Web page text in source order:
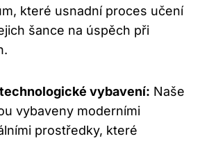
které usnadní proces učení
šance na úspěch při
vybavení: Naše
vybaveny moderními
prostředky, které